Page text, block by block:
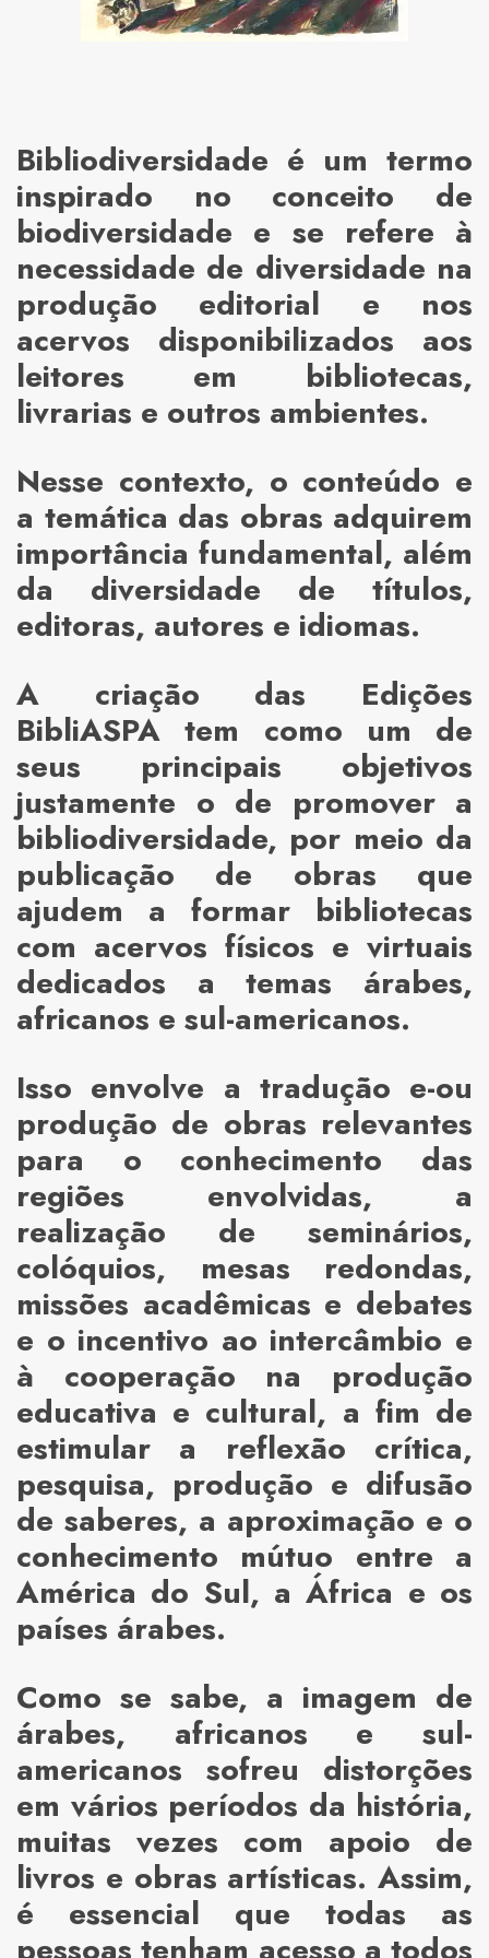
Bibliodiversidade é um termo
inspirado no conceito de
biodiversidade e se refere à
necessidade de diversidade na
produção editorial e nos
acervos disponibilizados aos
leitores em bibliotecas,
livrarias e outros ambientes.
Nesse contexto, o conteúdo e
a temática das obras adquirem
importância fundamental, além
da diversidade de títulos,
editoras, autores e idiomas.
A criação das Edições
BibliASPA tem como um de
seus principais objetivos
justamente o de promover a
bibliodiversidade, por meio da
publicação de obras que
ajudem a formar bibliotecas
com acervos físicos e virtuais
dedicados a temas árabes,
africanos e sul-americanos.
Isso envolve a tradução e-ou
produção de obras relevantes
para o conhecimento das
regiões envolvidas, a
realização de seminários,
colóquios, mesas redondas,
missões acadêmicas e debates
e o incentivo ao intercâmbio e
à cooperação na produção
educativa e cultural, a fim de
estimular a reflexão crítica,
pesquisa, produção e difusão
de saberes, a aproximação e o
conhecimento mútuo entre a
América do Sul, a África e os
países árabes.
Como se sabe, a imagem de
árabes, africanos e sul-
americanos sofreu distorções
em vários períodos da história,
muitas vezes com apoio de
livros e obras artísticas. Assim,
é essencial que todas as